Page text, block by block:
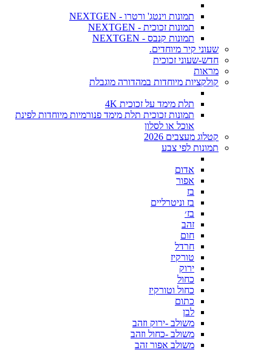
תמונות וינטג' ורטרו - NEXTGEN
תמונות זכוכית - NEXTGEN
תמונות קנבס - NEXTGEN
שעוני קיר מיוחדים.
חדש-שעוני זכוכית
מראות
קולקציות מיוחדות במהדורה מוגבלת
תלת מימד על זכוכית 4K
תמונות זכוכית תלת מימד פנורמיות מיוחדות לפינת
אוכל או לסלון
קטלוג מעצבים 2026
תמונות לפי צבע
אדום
אפור
בז
בז וניטרליים
בז׳
זהב
חום
חרדל
טורקיז
ירוק
כחול
כחול וטורקיז
כתום
לבן
משולב -ירוק וזהב
משולב -כחול וזהב
משולב אפור זהב